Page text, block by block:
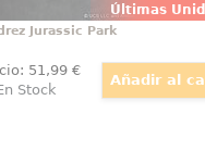
Últimas
Jurassic Park
51 ,99€
Stock